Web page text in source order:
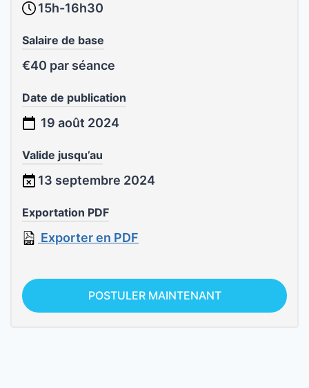
15h-16h30
Salaire de base
€40 par séance
Date de publication
19 août 2024
Valide jusqu’au
13 septembre 2024
Exportation PDF
Exporter en PDF
POSTULER MAINTENANT